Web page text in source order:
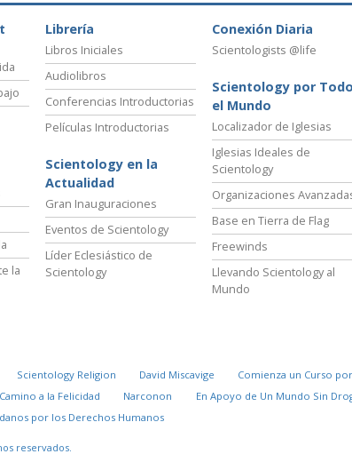
la
Librería
Libros Iniciales
Audiolibros
Conferencias Introductorias
Películas Introductorias
Scientology en la
Actualidad
Gran Inauguraciones
Eventos de Scientology
Líder Eclesiástico de
Scientology
Conexión Diaria
Scientologists @life
Scientology por Todo
el Mundo
Localizador de Iglesias
Iglesias Ideales de
Scientology
Organizaciones
Base en Tierra de Flag
Freewinds
Llevando Scientology al
Mundo
Scientology Religion David Miscavige Comienza un Curso
a la Felicidad Narconon En Apoyo de Un Mundo Sin
por los Derechos Humanos
reservados.